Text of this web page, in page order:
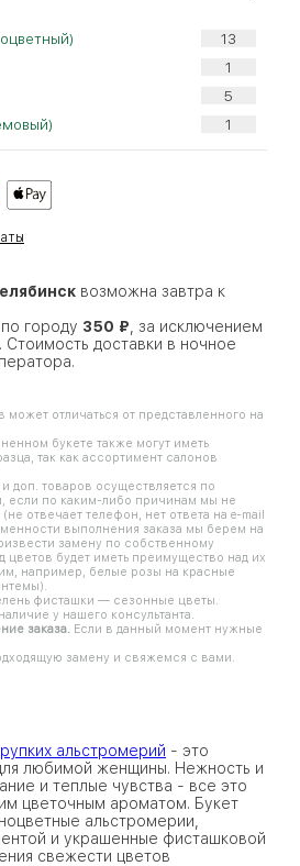
возможна завтра к
городу 350 ₽ , за исключением
Стоимость доставки в ночное
может отличаться от представленного на
букете также могут иметь
так как ассортимент салонов
доп. товаров осуществляется по
если по каким-либо причинам мы не
отвечает телефон, нет ответа на e-mail
выполнения заказа мы берем на
замену по собственному
будет иметь преимущество над их
например, белые розы на красные
фисташки — сезонные цветы.
у нашего консультанта.
заказа. Если в данный момент нужные
замену и свяжемся с вами.
альстромерий - это
любимой женщины. Нежность и
и теплые чувства - все это
цветочным ароматом. Букет
альстромерии,
и украшенные фисташковой
свежести цветов